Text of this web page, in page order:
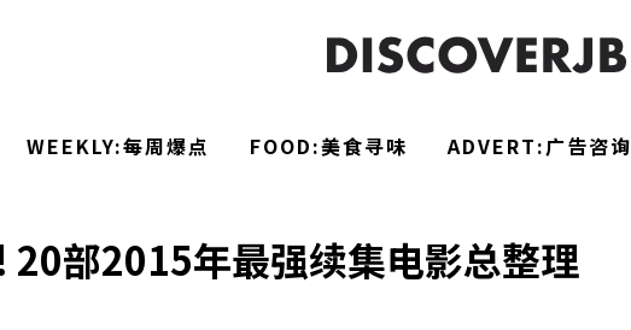
WEEKLY:每周爆点 FOOD:美食寻味 ADVERT:广告咨询
20部2015年最强续集电影总整理